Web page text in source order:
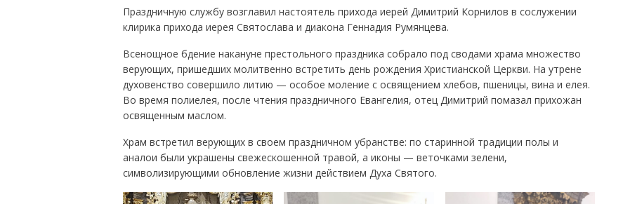
Праздничную службу возглавил настоятель прихода иерей Димитрий Корнилов в сослужении
клирика прихода иерея Святослава и диакона Геннадия Румянцева.
Всенощное бдение накануне престольного праздника собрало под сводами храма множество
верующих, пришедших молитвенно встретить день рождения Христианской Церкви. На утрене
духовенство совершило литию — особое моление с освящением хлебов, пшеницы, вина и елея.
Во время полиелея, после чтения праздничного Евангелия, отец Димитрий помазал прихожан
освященным маслом.
Храм встретил верующих в своем праздничном убранстве: по старинной традиции полы и
аналои были украшены свежескошенной травой, а иконы — веточками зелени,
символизирующими обновление жизни действием Духа Святого.